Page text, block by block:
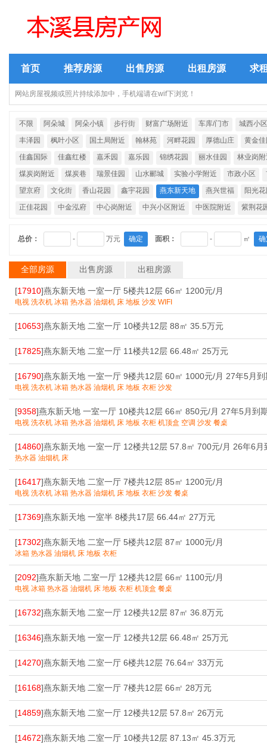
首页 推荐房源 出售房源 出租房源 求
网站房屋视频或照片持续添加中，手机端请在wif下浏览！
不限 阿朵城 阿朵小镇 步行街 财富广场附近 车库/门市
城西小区
丰泽园
枫叶小区 国土局附近 翰林苑 河畔花园 厚德山庄
黄金
佳鑫国际
佳鑫红楼 嘉禾园 嘉乐园 锦绣花园 丽水佳园
林业岗
煤炭岗附近
煤炭巷 瑞景佳园 山水郦城 实验小学附近 市政小区
望京府
文化街 香山花园 鑫宇花园 燕东新天地 燕兴世福
阳光
正佳花园
中金泓府 中心岗附近 中兴小区附近 中医院附近 紫荆花
总价： - 万元 确定 面积： - ㎡
全部房源 出售房源 出租房源
[17910]燕东新天地 一室一厅 5楼共12层 66㎡ 1200元/月
电视 洗衣机 冰箱 热水器 油烟机 床 地板 沙发 WIFI
[10653]燕东新天地 二室一厅 10楼共12层 88㎡ 35.5万元
[17825]燕东新天地 二室一厅 11楼共12层 66.48㎡ 25万元
[16790]燕东新天地 一室一厅 9楼共12层 60㎡ 1000元/月 27年5月到
电视 洗衣机 冰箱 热水器 油烟机 床 地板 衣柜 沙发
[9358]燕东新天地 一室一厅 10楼共12层 66㎡ 850元/月 27年5月到
电视 洗衣机 冰箱 热水器 油烟机 床 地板 衣柜 机顶盒 空调 沙发 餐桌
[14860]燕东新天地 一室一厅 12楼共12层 57.8㎡ 700元/月 26年6月
热水器 油烟机 床
[16417]燕东新天地 二室一厅 7楼共12层 85㎡ 1200元/月
电视 洗衣机 冰箱 热水器 油烟机 床 地板 衣柜 沙发 餐桌
[17369]燕东新天地 一室半 8楼共17层 66.44㎡ 27万元
[17302]燕东新天地 二室一厅 5楼共12层 87㎡ 1000元/月
冰箱 热水器 油烟机 床 地板 衣柜
[2092]燕东新天地 二室一厅 12楼共12层 66㎡ 1100元/月
电视 冰箱 热水器 油烟机 床 地板 衣柜 机顶盒 餐桌
[16732]燕东新天地 二室一厅 12楼共12层 87㎡ 36.8万元
[16346]燕东新天地 一室一厅 12楼共12层 66.48㎡ 25万元
[14270]燕东新天地 二室一厅 6楼共12层 76.64㎡ 33万元
[16168]燕东新天地 二室一厅 7楼共12层 66㎡ 28万元
[14859]燕东新天地 二室一厅 12楼共12层 57.8㎡ 26万元
[14672]燕东新天地 二室一厅 10楼共12层 87.13㎡ 45.3万元